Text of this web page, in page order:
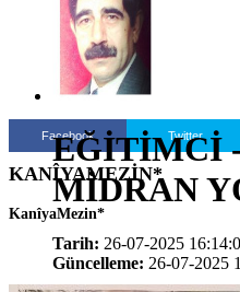
EĞİTİMCİ
MİDRAN
Tarih: 26-07-2025
Güncelleme: 26-07-2025
Facebook Twitter
KANÎYAMEZİN*
KanîyaMezin*